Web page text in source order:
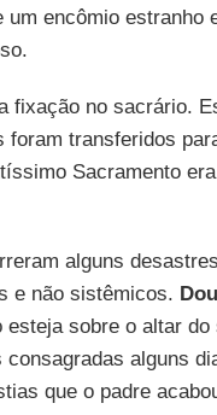
um encômio
fixação no sacrário.
transferidos
Sacramento
alguns
e não sistêmicos.
esteja sobre o altar
alguns
que o padre